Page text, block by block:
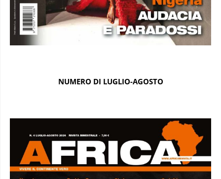
NUMERO DI LUGLIO-AGOSTO